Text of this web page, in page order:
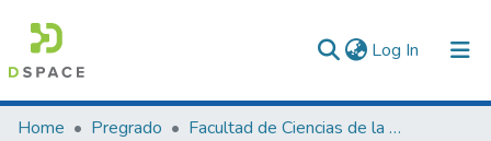
Log In (current)
Communities & Collections
Home Pregrado
Facultad de Ciencias de la Salud